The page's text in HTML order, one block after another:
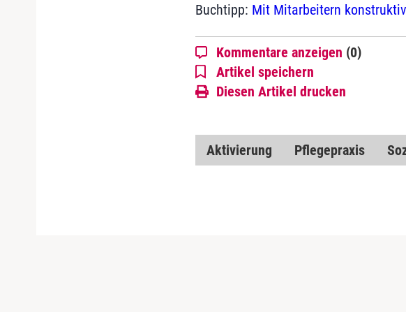
Buchtipp: Mit Mitarbeitern
Kommentare anzeigen (0)
Artikel speichern
Diesen Artikel drucken
Aktivierung Pflegepraxis